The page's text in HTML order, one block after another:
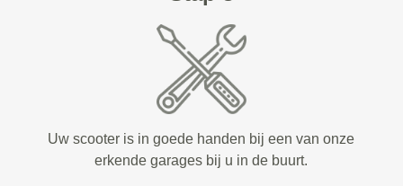
Uw scooter is in goede handen bij een van onze
erkende garages bij u in de buurt.